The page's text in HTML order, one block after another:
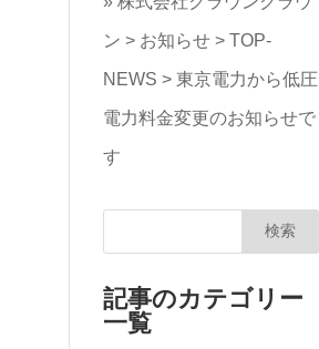
ン > お知らせ >TOP-
NEWS >東京電力から低圧
電力料金変更のお知らせで
す
記事のカテゴリー
一覧